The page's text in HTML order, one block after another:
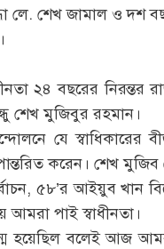
লে. শেখ জামাল ও
২৪ বছরের
শেখ মুজিবুর রহমান।
যে
করেন। শেখ
৫৮’র আইয়ুব
আমরা পাই স্বাধীনতা।
বলেই আজ